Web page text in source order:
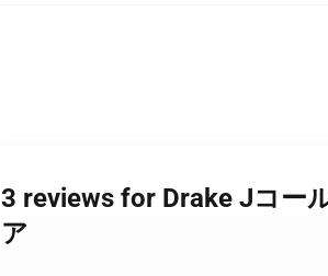
3 reviews for Drake Jコー
ア